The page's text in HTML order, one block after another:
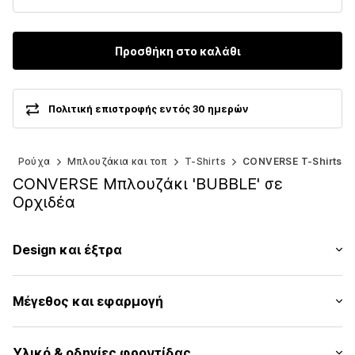
Προσθήκη στο καλάθι
Πολιτική επιστροφής εντός 30 ημερών
Ρούχα Μπλουζάκια και τοπ T-Shirts CONVERSE T-Shirts
CONVERSE Μπλουζάκι 'BUBBLE' σε
Ορχιδέα
Design και έξτρα
Ζέρσεϊ
Στρόγγυλη λαιμόκοψη
Γαζωμένο στρίφωμα/άκρη
Μέγεθος και εφαρμογή